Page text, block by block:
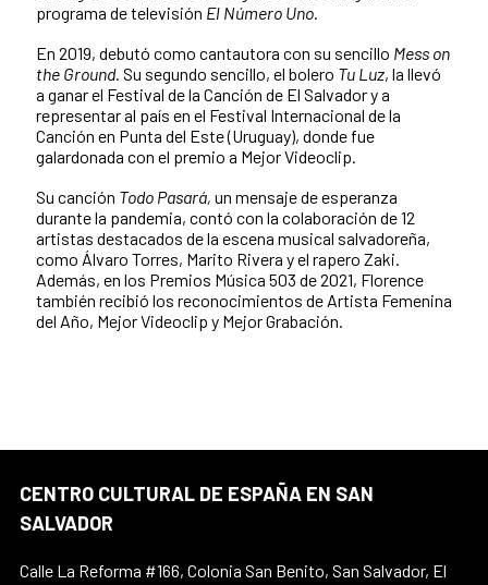
programa de televisión El Número Uno.
En 2019, debutó como cantautora con su sencillo Mess on
the Ground. Su segundo sencillo, el bolero Tu Luz, la llevó
a ganar el Festival de la Canción de El Salvador y a
representar al país en el Festival Internacional de la
Canción en Punta del Este (Uruguay), donde fue
galardonada con el premio a Mejor Videoclip.
Su canción Todo Pasará, un mensaje de esperanza
durante la pandemia, contó con la colaboración de 12
artistas destacados de la escena musical salvadoreña,
como Álvaro Torres, Marito Rivera y el rapero Zaki.
Además, en los Premios Música 503 de 2021, Florence
también recibió los reconocimientos de Artista Femenina
del Año, Mejor Videoclip y Mejor Grabación.
CENTRO CULTURAL DE ESPAÑA EN SAN
SALVADOR
Calle La Reforma #166, Colonia San Benito, San Salvador, El